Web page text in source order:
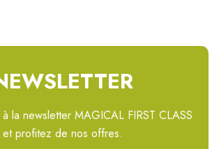
la newsletter MAGICAL FIRST CLASS
et profitez de nos offres.